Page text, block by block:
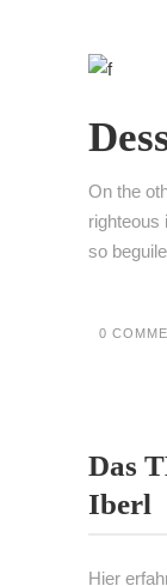
On the
righteous
so
0
Das
Iberl
Hier